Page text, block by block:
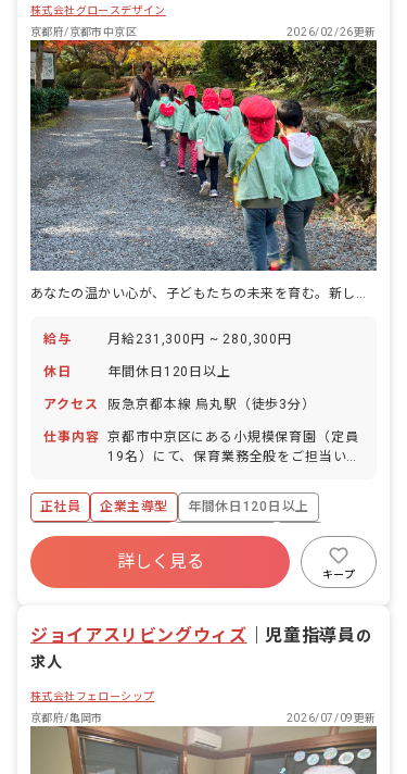
株式会社グロースデザイン
京都府/京都市中京区
2026/02/26更新
あなたの温かい心が、子どもたちの未来を育む。新しい一歩をここで踏み出しませんか？
給与 月給231,300円 ~ 280,300円
休日 年間休日120日以上
アクセス 阪急京都本線 烏丸駅（徒歩3分）
仕事内容 京都市中京区にある小規模保育園（定員
19名）にて、保育業務全般をご担当いた
様をお預かりしています。（将来的には
0歳から5歳児が対象です。） 主な業務
内容: ・日々の保育活動 ・リトミック
（音楽教育）や英会話を取り入れた保育
・園児の成長をサポートし、自己肯定感
せる環境です。 ■園児年齢層：0～5歳児
正社員 企業主導型
年間休日120日以上
ボーナス・賞与あり
社会保険完備
有給
福利厚生充実
残業少なめ
昇給昇進あり
詳しく見る
キープ
ジョイアスリビングウィズ ｜児童指導員の
求人
株式会社フェローシップ
京都府/亀岡市
2026/07/09更新